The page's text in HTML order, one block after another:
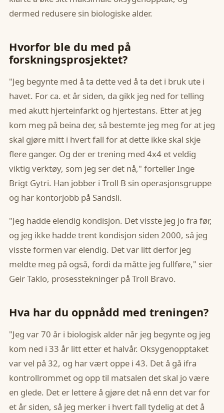
dermed redusere sin biologiske alder.
Hvorfor ble du med på
forskningsprosjektet?
"Jeg begynte med å ta dette ved å ta det i bruk ute i
havet. For ca. et år siden, da gikk jeg ned for telling
med akutt hjerteinfarkt og hjertestans. Etter at jeg
kom meg på beina der, så bestemte jeg meg for at jeg
skal gjøre mitt i hvert fall for at dette ikke skal skje
flere ganger. Og der er trening med 4x4 et veldig
viktig verktøy, som jeg ser det nå," forteller Inge
Brigt Gytri. Han jobber i Troll B sin operasjonsgruppe
og har kontorjobb på Sandsli.
"Jeg hadde elendig kondisjon. Det visste jeg jo fra før,
og jeg ikke hadde trent kondisjon siden 2000, så jeg
visste formen var elendig. Det var litt derfor jeg
meldte meg på også, fordi da måtte jeg fullføre," sier
Geir Taklo, prosesstekninger på Troll Bravo.
Hva har du oppnådd med treningen?
"Jeg var 70 år i biologisk alder når jeg begynte og jeg
kom ned i 33 år litt etter et halvår. Oksygenopptaket
var vel på 32, og har vært oppe i 43. Det å gå ifra
kontrollrommet og opp til matsalen det skal jo være
en glede. Det er lettere å gjøre det nå enn det var for
et år siden, så jeg merker i hvert fall tydelig at det å